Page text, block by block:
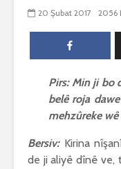
20 Şubat 2017 2056
Pirs: Min ji bo
belê roja
mehzûreke wê
Bersiv:Kirina
de ji aliyê dînê ve,
2543
her
e?